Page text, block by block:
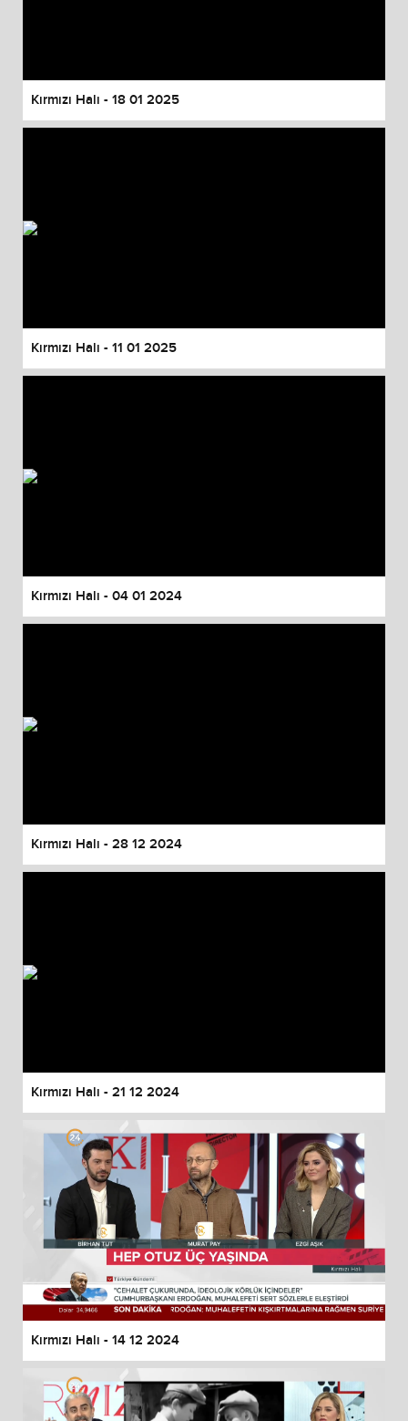
Kırmızı Halı - 18 01 2025
Kırmızı Halı - 11 01 2025
Kırmızı Halı - 04 01 2024
Kırmızı Halı - 28 12 2024
Kırmızı Halı - 21 12 2024
Kırmızı Halı - 14 12 2024